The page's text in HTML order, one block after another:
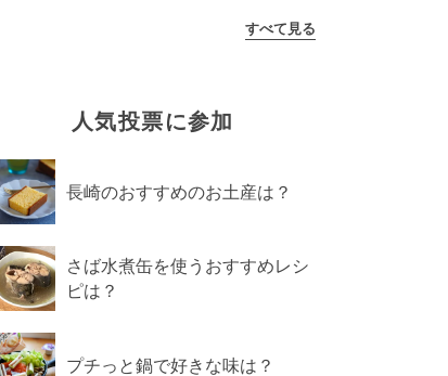
すべて見る
人気投票に参加
長崎のおすすめのお土産は？
さば水煮缶を使うおすすめレシ
ピは？
プチっと鍋で好きな味は？